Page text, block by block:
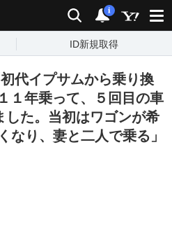
検索 通知
i
ID新規取得
代イプサムから乗り換
１年乗って、５回目の車
した。当初はワゴンが希
なり、妻と二人で乗る」